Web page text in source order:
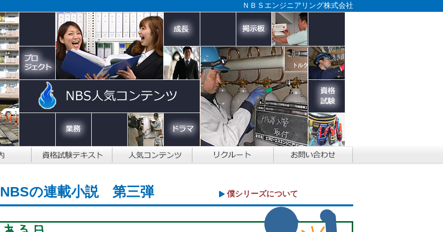
ＮＢＳエンジニアリング株式会社
NBSの連載小説 第三弾 僕シリーズについて